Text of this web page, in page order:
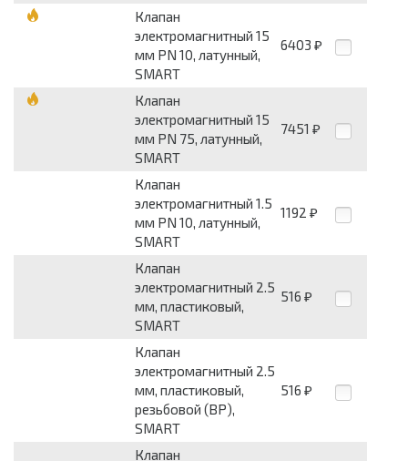
Клапан
электромагнитный 15
мм PN 10, латунный,
SMART
6403 ₽
Клапан
электромагнитный 15
мм PN 75, латунный,
SMART
7451 ₽
Клапан
электромагнитный 1.5
мм PN 10, латунный,
SMART
1192 ₽
Клапан
электромагнитный 2.5
мм, пластиковый,
SMART
516 ₽
Клапан
электромагнитный 2.5
мм, пластиковый,
резьбовой (ВР),
SMART
516 ₽
Клапан